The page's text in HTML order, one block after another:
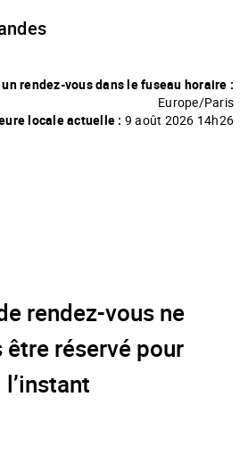
rendez-vous dans le fuseau horaire :
Europe/Paris
locale actuelle : 9 août 2026 14h26
rendez-vous ne
être réservé pour
l’instant